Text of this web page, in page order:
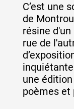
C’est une
de
résine
rue de
une
poèmes et